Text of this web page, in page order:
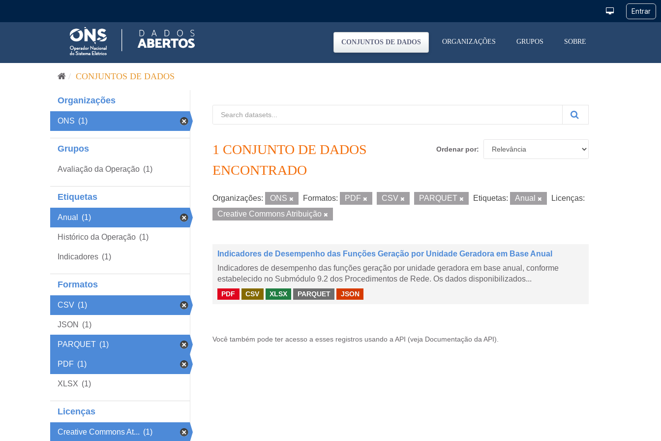
CONJUNTOS DE DADOS ORGANIZAÇÕES GRUPOS SOBRE
CONJUNTOS DE DADOS
Organizações
ONS (1)
Grupos
Avaliação da Operação (1)
Etiquetas
Anual (1)
Histórico da Operação (1)
Indicadores (1)
Formatos
CSV (1)
JSON (1)
PARQUET (1)
PDF (1)
XLSX (1)
Licenças
Creative Commons At... (1)
Ordenar por
1 CONJUNTO DE DADOS
ENCONTRADO
Organizações: ONS Formatos: PDF CSV PARQUET Etiquetas: Anual
Licenças:
Creative Commons Atribuição
Indicadores de Desempenho das Funções Geração por Unidade Geradora em Base Anual
Indicadores de desempenho das funções geração por unidade geradora em base anual, conforme
estabelecido no Submódulo 9.2 dos Procedimentos de Rede. Os dados disponibilizados...
PDF CSV XLSX PARQUET JSON
Você também pode ter acesso a esses registros usando a API (veja Documentação da API ).